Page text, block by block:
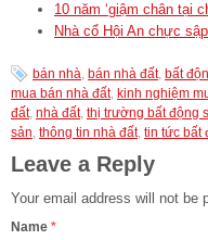
10 năm ‘giậm chân tại
Nhà cổ Hội An chực sập
bán nhà, bán nhà đất, bất
mua bán nhà đất, kinh nghiệm
đất, nhà đất, thị trường bất động
sản, thông tin nhà đất, tin tức bất
Leave a Reply
Your email address will not be
Name *